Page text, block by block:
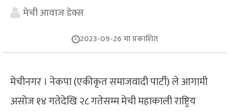
मेची आवाज डेक्स
2023-09-26 मा प्रकाशित
मेचीनगर । नेकपा (एकीकृत समाजवादी पार्टी) ले आगामी
असोज १४ गतेदेखि २८ गतेसम्म मेची महाकाली राष्ट्रिय